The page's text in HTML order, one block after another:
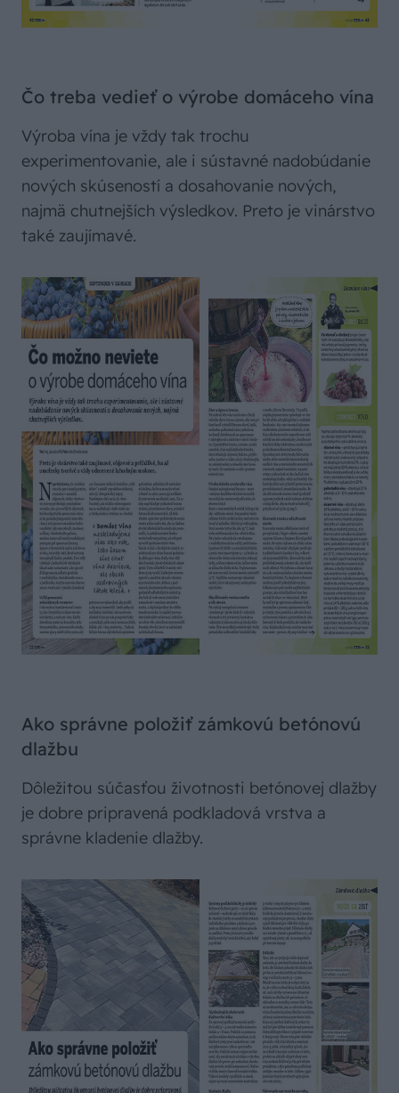
Čo treba vedieť o výrobe domáceho vína
Výroba vína je vždy tak trochu
experimentovanie, ale i sústavné nadobúdanie
nových skúseností a dosahovanie nových,
najmä chutnejších výsledkov. Preto je vinárstvo
také zaujímavé.
Ako správne položiť zámkovú betónovú
dlažbu
Dôležitou súčasťou životnosti betónovej dlažby
je dobre pripravená podkladová vrstva a
správne kladenie dlažby.